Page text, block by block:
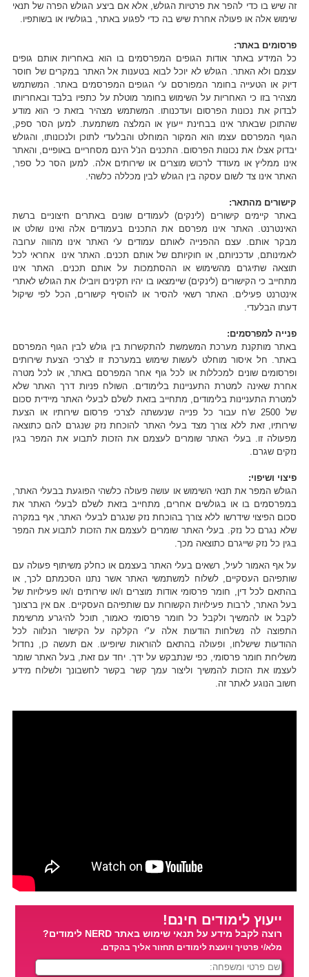
זה שיש בו כדי להפר את פרטיות הגולש, אלא אם ביצע הגולש הפרה של תנאי
שימוש אלה או פעולה אחרת שיש בה כדי לפגוע באתר, בגולשיו או בשותפיו.
פרסומים באתר:
כל המידע באתר אודות הגופים המפרסמים בו הוא באחריות אותם גופים
עצמם ולא האתר. הגולש לא יוכל לבוא בטענות אל האתר במקרים של חוסר
דיוק או הטעייה בחומר המפורסם ע'י הגופים המפרסמים באתר. המשתמש
מצהיר בזו כי האחריות על השימוש בחומר מוטלת על כתפיו בלבד ובאחריותו
לבדוק את נכונות הפרסום ועדכנותו. המשתמש מצהיר בזאת כי הוא מודע
שהתוכן שבאתר אינו בבחינת ייעוץ או המלצה משתמעת. למען הסר ספק,
הגוף המפרסם עצמו הוא המקור המוחלט והבלעדי לתוכן ולנכונותו, והגולש
יבדוק אצלו את נכונות הפרסום. התכנים הנ'ל הינם מסחריים באופיים, והאתר
אינו ממליץ או מעודד לרכוש מוצרים או שירותים אלה. למען הסר כל ספר,
האתר אינו צד לשום עסקה בין הגולש לבין מכללה כלשהי.
קישורים מהתאר:
באתר קיימים קישורים (לינקים) לעמודים שונים באתרים חיצוניים ברשת
האינטרנט. האתר אינו מפרסם את התכנים בעמודים אלה ואינו שולט או
מבקר אותם. עצם ההפנייה לאותם עמודים ע'י האתר אינו מהווה ערובה
לאמינותם, עדכניותם, או חוקיותם של אותם תכנים. האתר אינו אחראי לכל
תוצאה שתיגרם מהשימוש או ההסתמכות על אותם תכנים. האתר אינו
מתחייב כי הקישורים (לינקים) שיימצאו בו יהיו תקינים ויובילו את הגולש לאתרי
אינטרנט פעילים. האתר רשאי להסיר או להוסיף קישורים, הכל לפי שיקול
דעתו הבלעדי.
פנייה למפרסמים:
באתר מותקנת מערכת המשמשת להתקשרות בין גולש לבין הגוף המפרסם
באתר. חל איסור מוחלט לעשות שימוש במערכת זו לצרכי הצעת שירותים
ופרסומים שונים למכללות או לכל גוף אחר המפרסם באתר, או לכל מטרה
אחרת שאינה למטרת התעניינות בלימודים. השולח פניות דרך האתר שלא
למטרת התעניינות בלימודים, מתחייב בזאת לשלם לבעלי האתר מיידית סכום
של 2500 ש'ח עבור כל פנייה שנעשתה לצרכי פרסום שירותיו או הצעת
שירותיו, זאת ללא צורך מצד בעלי האתר להוכחת נזק שנגרם להם כתוצאה
מפעולה זו. בעלי האתר שומרים לעצמם את הזכות לתבוע את המפר בגין
נזקים שגרם.
פיצוי ושיפוי:
הגולש המפר את תנאי השימוש או עושה פעולה כלשהי הפוגעת בבעלי האתר,
במפרסמים בו או בגולשים אחרים, מתחייב בזאת לשלם לבעלי האתר את
סכום הפיצוי שידרשו ללא צורך בהוכחת נזק שנגרם לבעלי האתר, אף במקרה
שלא נגרם כל נזק. בעלי האתר שומרים לעצמם את הזכות לתבוע את המפר
בגין כל נזק שייגרם כתוצאה מכך.
על אף האמור לעיל, רשאים בעלי האתר בעצמם או כחלק משיתוף פעולה עם
שותפיהם העסקיים, לשלוח למשתמשי האתר אשר נתנו הסכמתם לכך, או
בהתאם לכל דין, חומר פרסומי אודות מוצרים ו/או שירותים ו/או פעילויות של
בעל האתר, לרבות פעילויות הקשורות עם שותפיהם העסקיים. אם אין ברצונך
לקבל או להמשיך ולקבל כל חומר פרסומי כאמור, תוכל להיגרע מרשימת
התפוצה לה נשלחות הודעות אלה ע"י הקלקה על הקישור הנלווה לכל
ההודעות שישלחו, ופעולה בהתאם להוראות שיופיעו. אם תעשה כן, נחדול
משליחת חומר פרסומי, כפי שנתבקש על ידך. יחד עם זאת, בעל האתר שומר
לעצמו את הזכות להמשיך וליצור עמך קשר בקשר לחשבונך ולשלוח מידע
חשוב הנוגע לאתר זה.
ייעוץ לימודים חינם!
רוצה לקבל מידע על תנאי שימוש באתר NERD לימודים?
מלא/י פרטיך ויועצת לימודים תחזור אליך בהקדם.